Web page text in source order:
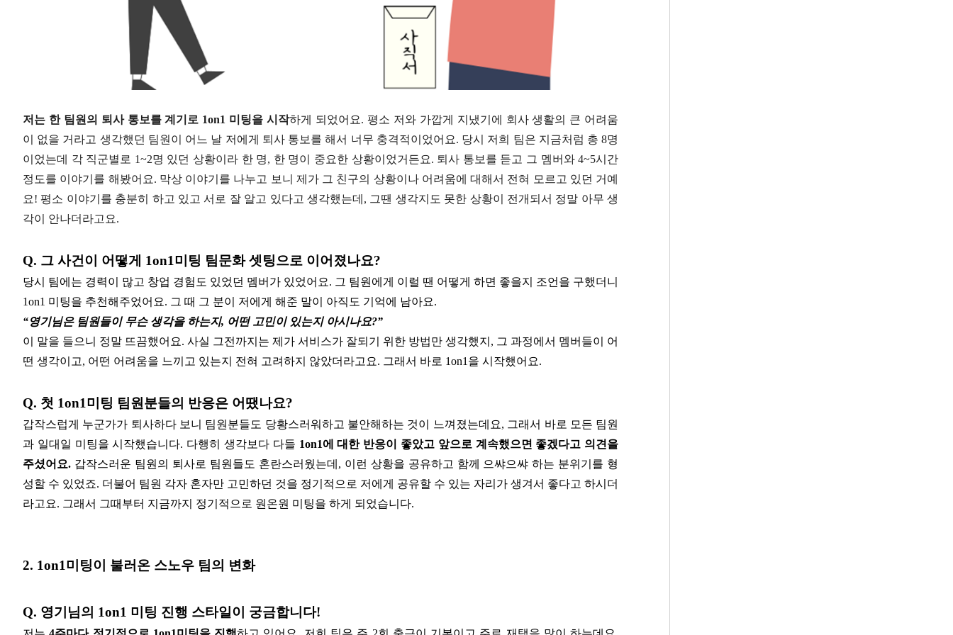
저는 한 팀원의 퇴사 통보를 계기로 1on1 미팅을 시작하게 되었어요. 평소 저와 가깝게 지냈기에 회사 생활의 큰 어려움
이 없을 거라고 생각했던 팀원이 어느 날 저에게 퇴사 통보를 해서 너무 충격적이었어요. 당시 저희 팀은 지금처럼 총 8명
이었는데 각 직군별로 1~2명 있던 상황이라 한 명, 한 명이 중요한 상황이었거든요. 퇴사 통보를 듣고 그 멤버와 4~5시간
정도를 이야기를 해봤어요. 막상 이야기를 나누고 보니 제가 그 친구의 상황이나 어려움에 대해서 전혀 모르고 있던 거예
요! 평소 이야기를 충분히 하고 있고 서로 잘 알고 있다고 생각했는데, 그땐 생각지도 못한 상황이 전개되서 정말 아무 생
각이 안나더라고요.
Q. 그 사건이 어떻게 1on1미팅 팀문화 셋팅으로 이어졌나요?
당시 팀에는 경력이 많고 창업 경험도 있었던 멤버가 있었어요. 그 팀원에게 이럴 땐 어떻게 하면 좋을지 조언을 구했더니
1on1 미팅을 추천해주었어요. 그 때 그 분이 저에게 해준 말이 아직도 기억에 남아요.
“영기님은 팀원들이 무슨 생각을 하는지, 어떤 고민이 있는지 아시나요?”
이 말을 들으니 정말 뜨끔했어요. 사실 그전까지는 제가 서비스가 잘되기 위한 방법만 생각했지, 그 과정에서 멤버들이 어
떤 생각이고, 어떤 어려움을 느끼고 있는지 전혀 고려하지 않았더라고요. 그래서 바로 1on1을 시작했어요.
Q. 첫 1on1미팅 팀원분들의 반응은 어땠나요?
갑작스럽게 누군가가 퇴사하다 보니 팀원분들도 당황스러워하고 불안해하는 것이 느껴졌는데요, 그래서 바로 모든 팀원
과 일대일 미팅을 시작했습니다. 다행히 생각보다 다들 1on1에 대한 반응이 좋았고 앞으로 계속했으면 좋겠다고 의견을
주셨어요. 갑작스러운 팀원의 퇴사로 팀원들도 혼란스러웠는데, 이런 상황을 공유하고 함께 으쌰으쌰 하는 분위기를 형
성할 수 있었죠. 더불어 팀원 각자 혼자만 고민하던 것을 정기적으로 저에게 공유할 수 있는 자리가 생겨서 좋다고 하시더
라고요. 그래서 그때부터 지금까지 정기적으로 원온원 미팅을 하게 되었습니다.
2. 1on1미팅이 불러온 스노우 팀의 변화
Q. 영기님의 1on1 미팅 진행 스타일이 궁금합니다!